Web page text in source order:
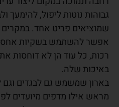
גבוהות נוטות ליפול, להימעך
שמוציאים פריט אחד.
אפשר להשתמש בשקיות
רכות, כל עוד הן לא דוחסות
באיכות שלה.
בארון שמשמש גם לבגדים
מראש אילו מדפים מיועדים